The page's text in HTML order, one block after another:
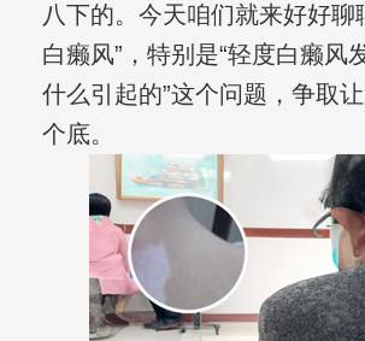
八下的。今天咱们就来好好聊
白癞风”，特别是“轻度白癞风
什么引起的”这个问题，争取
个底。